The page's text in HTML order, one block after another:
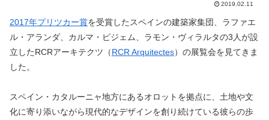
2019.02.11
2017年プリツカー賞を受賞したスペインの建築家集団、ラファエ
ル・アランダ、カルマ・ピジェム、ラモン・ヴィラルタの3人が設
立したRCRアーキテクツ（RCR Arquitectes）の展覧会を見てきま
した。
スペイン・カタルーニャ地方にあるオロットを拠点に、土地や文
化に寄り添いながら現代的なデザインを創り続けている彼らの歩